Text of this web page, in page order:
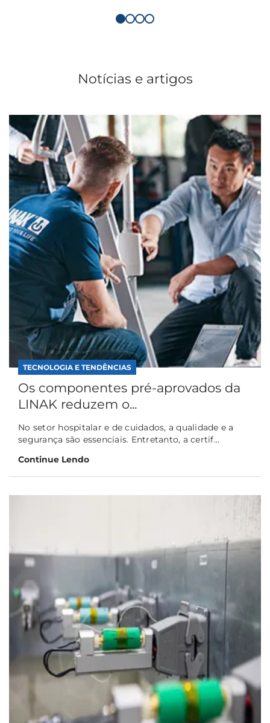
Notícias e artigos
TECNOLOGIA E TENDÊNCIAS
Os componentes pré-aprovados da
LINAK reduzem o...
No setor hospitalar e de cuidados, a qualidade e a
segurança são essenciais. Entretanto, a certif...
Continue Lendo